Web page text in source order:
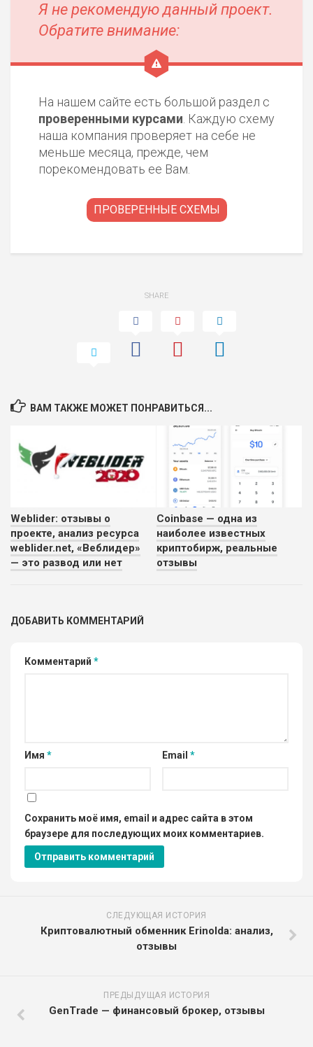
Я не рекомендую данный проект.
Обратите внимание:
На нашем сайте есть большой раздел с
проверенными курсами. Каждую схему
наша компания проверяет на себе не
меньше месяца, прежде, чем
порекомендовать ее Вам.
ПРОВЕРЕННЫЕ СХЕМЫ
SHARE
ВАМ ТАКЖЕ МОЖЕТ ПОНРАВИТЬСЯ...
Weblider: отзывы о
проекте, анализ ресурса
weblider.net, «Веблидер»
— это развод или нет
Coinbase — одна из
наиболее известных
криптобирж, реальные
отзывы
ДОБАВИТЬ КОММЕНТАРИЙ
Комментарий *
Имя * Email *
Сохранить моё имя, email и адрес сайта в этом
браузере для последующих моих комментариев.
СЛЕДУЮЩАЯ ИСТОРИЯ
Криптовалютный обменник Erinolda: анализ,
отзывы
ПРЕДЫДУЩАЯ ИСТОРИЯ
GenTrade — финансовый брокер, отзывы